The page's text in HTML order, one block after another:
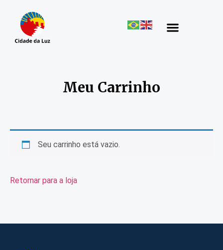
Meu Carrinho
Seu carrinho está vazio.
Retornar para a loja